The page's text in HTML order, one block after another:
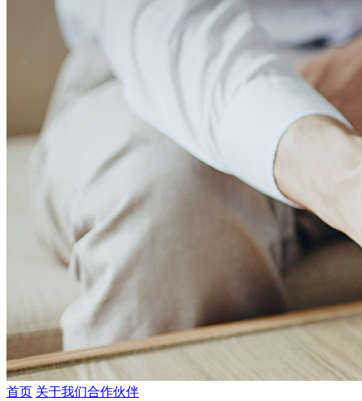
首页 关于我们合作伙伴